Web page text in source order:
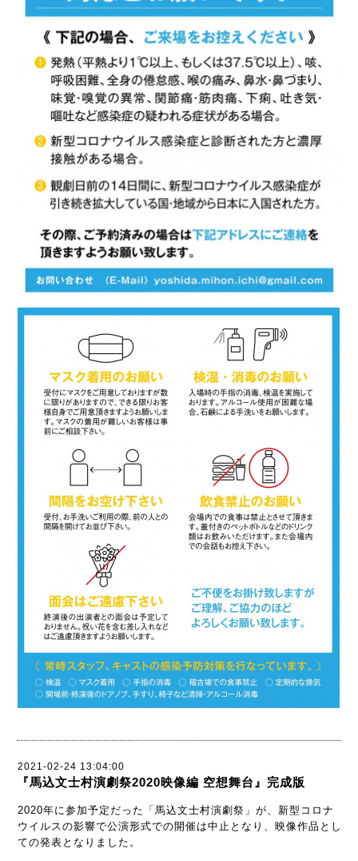
2021-02-24 13:04:00
『馬込文士村演劇祭2020映像編 空想舞台』完成版
2020年に参加予定だった「馬込文士村演劇祭」が、新型コロナ
ウイルスの影響で公演形式での開催は中止となり、映像作品とし
ての発表となりました。